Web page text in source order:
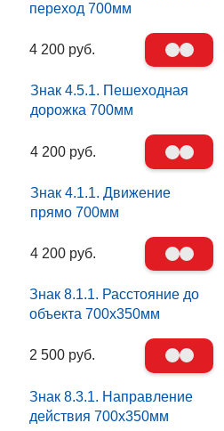
переход 700мм
4 200 руб.
Знак 4.5.1. Пешеходная
дорожка 700мм
4 200 руб.
Знак 4.1.1. Движение
прямо 700мм
4 200 руб.
Знак 8.1.1. Расстояние до
объекта 700х350мм
2 500 руб.
Знак 8.3.1. Направление
действия 700х350мм